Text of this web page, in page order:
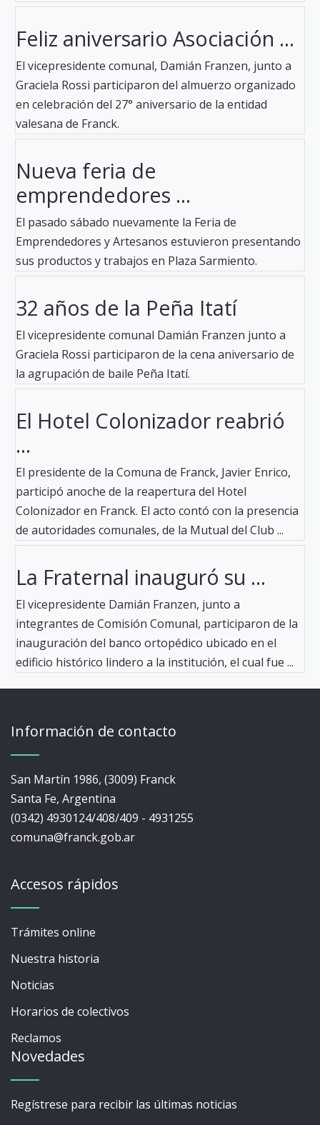
Feliz aniversario Asociación ...
El vicepresidente comunal, Damián Franzen, junto a
Graciela Rossi participaron del almuerzo organizado
en celebración del 27° aniversario de la entidad
valesana de Franck.
Nueva feria de
emprendedores ...
El pasado sábado nuevamente la Feria de
Emprendedores y Artesanos estuvieron presentando
sus productos y trabajos en Plaza Sarmiento.
32 años de la Peña Itatí
El vicepresidente comunal Damián Franzen junto a
Graciela Rossi participaron de la cena aniversario de
la agrupación de baile Peña Itatí.
El Hotel Colonizador reabrió
...
El presidente de la Comuna de Franck, Javier Enrico,
participó anoche de la reapertura del Hotel
Colonizador en Franck. El acto contó con la presencia
de autoridades comunales, de la Mutual del Club ...
La Fraternal inauguró su ...
El vicepresidente Damián Franzen, junto a
integrantes de Comisión Comunal, participaron de la
inauguración del banco ortopédico ubicado en el
edificio histórico lindero a la institución, el cual fue ...
Información de contacto
San Martín 1986, (3009) Franck
Santa Fe, Argentina
(0342) 4930124/408/409 - 4931255
comuna@franck.gob.ar
Accesos rápidos
Trámites online
Nuestra historia
Noticias
Horarios de colectivos
Reclamos
Novedades
Regístrese para recibir las últimas noticias